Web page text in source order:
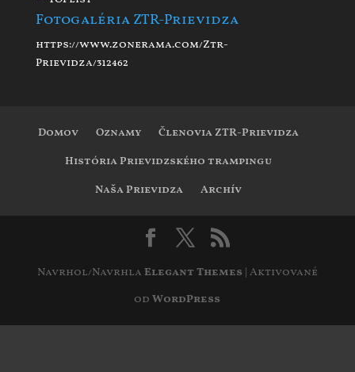
Fotogaléria ZTR-Prievidza
https://www.zonerama.com/Ztr-
Prievidza/312462
Domov Oznamy
Členovia ZTR-Prievidza
História Prievidzského trampingu
Naša Prievidza
Archív
Navrhol/Navrhla Elegant Themes | Aktivované
odWordPress